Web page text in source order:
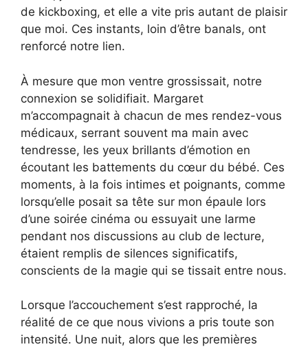
de kickboxing, et elle a vite pris autant de plaisir
que moi. Ces instants, loin d’être banals, ont
renforcé notre lien.
À mesure que mon ventre grossissait, notre
connexion se solidifiait. Margaret
m’accompagnait à chacun de mes rendez-vous
médicaux, serrant souvent ma main avec
tendresse, les yeux brillants d’émotion en
écoutant les battements du cœur du bébé. Ces
moments, à la fois intimes et poignants, comme
lorsqu’elle posait sa tête sur mon épaule lors
d’une soirée cinéma ou essuyait une larme
pendant nos discussions au club de lecture,
étaient remplis de silences significatifs,
conscients de la magie qui se tissait entre nous.
Lorsque l’accouchement s’est rapproché, la
réalité de ce que nous vivions a pris toute son
intensité. Une nuit, alors que les premières